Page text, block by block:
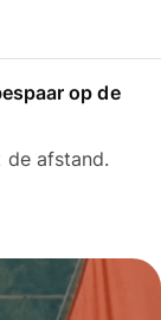
op de
de afstand.